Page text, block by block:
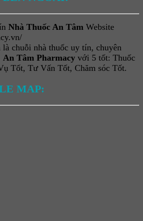
Nhà Thuốc An Tâm Website
là chuỗi nhà thuốc uy tín, chuyên
An Tâm Pharmacy với 5 tốt: Thuốc
Tốt, Tư Vấn Tốt, Chăm sóc Tốt.
MAP: